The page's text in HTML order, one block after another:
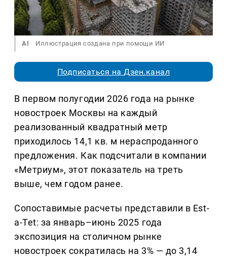
AI Иллюстрация создана при помощи ИИ
Подписаться на Дзен.канал
В первом полугодии 2026 года на рынке
новостроек Москвы на каждый
реализованный квадратный метр
приходилось 14,1 кв. м нераспроданного
предложения. Как подсчитали в компании
«Метриум», этот показатель на треть
выше, чем годом ранее.
Сопоставимые расчеты представили в Est-
a-Tet: за январь–июнь 2025 года
экспозиция на столичном рынке
новостроек сократилась на 3% — до 3,14